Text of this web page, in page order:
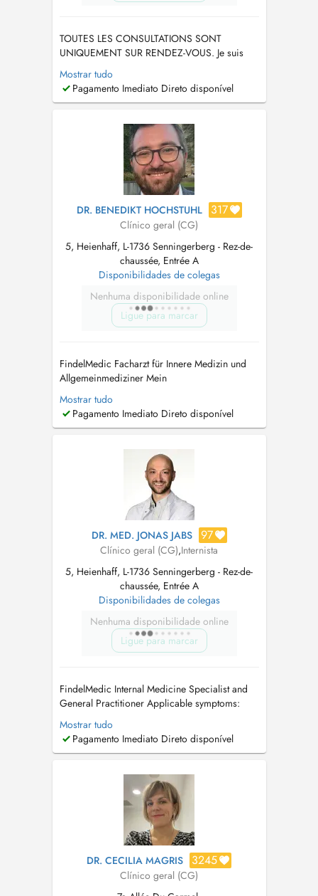
TOUTES LES CONSULTATIONS SONT
UNIQUEMENT SUR RENDEZ-VOUS. Je suis
absente du7 au 16 août et du 21 au 27
septembre 2026. Ech sinn net do vum 7. bis
dem 16. August an vum 21. bis dem 27
Mostrar tudo
Pagamento Imediato Direto disponível
DR. BENEDIKT HOCHSTUHL 317
Clínico geral (CG)
5, Heienhaff, L-1736 Senningerberg - Rez-de-
chaussée, Entrée A
Disponibilidades de colegas
Nenhuma disponibilidade online
Ligue para marcar
FindelMedic Facharzt für Innere Medizin und
Allgemeinmediziner Mein
Behandlungsspektrum umfasst unter anderem:
Herz-Kreislauf-Beschwerden, Herzrasen/
Herzstolpern (Palpitationen), geschwollene
oder chronisch), Atemnot, diagnostiziertes
oder vermutetes As...
Mostrar tudo
Pagamento Imediato Direto disponível
DR. MED. JONAS JABS 97
Clínico geral (CG),Internista
5, Heienhaff, L-1736 Senningerberg - Rez-de-
chaussée, Entrée A
Disponibilidades de colegas
Nenhuma disponibilidade online
Ligue para marcar
FindelMedic Internal Medicine Specialist and
General Practitioner Applicable symptoms:
unintentional weight loss or weight gain /
cardiovascular problems / high blood
pressure (hypertension) / rapid heartbeat /
retention) / respiratory infections and br...
Mostrar tudo
Pagamento Imediato Direto disponível
DR. CECILIA MAGRIS 3245
Clínico geral (CG)